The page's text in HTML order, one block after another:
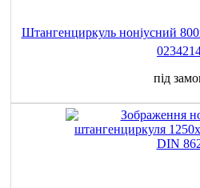
Штангенциркуль ноніусний
під